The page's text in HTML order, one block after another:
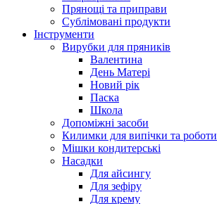
Прянощі та приправи
Сублімовані продукти
Інструменти
Вирубки для пряників
Валентина
День Матері
Новий рік
Паска
Школа
Допоміжні засоби
Килимки для випічки та роботи
Мішки кондитерські
Насадки
Для айсингу
Для зефіру
Для крему